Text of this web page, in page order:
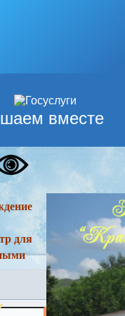
вместе
для